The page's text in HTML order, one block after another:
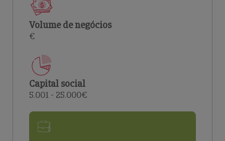
Volume de negócios
€
Capital social
5.001 - 25.000€